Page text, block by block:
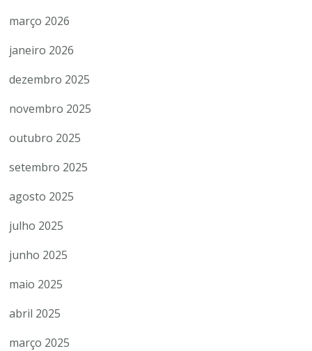
março 2026
janeiro 2026
dezembro 2025
novembro 2025
outubro 2025
setembro 2025
agosto 2025
julho 2025
junho 2025
maio 2025
abril 2025
março 2025